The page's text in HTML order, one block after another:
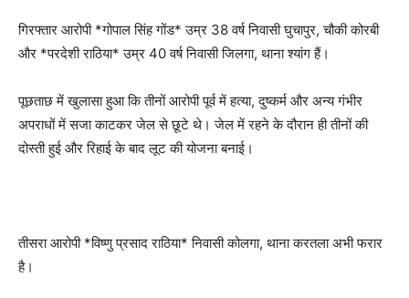
गिरफ्तार आरोपी *गोपाल सिंह गोंड* उम्र 38 वर्ष निवासी घुचापुर, चौकी कोरबी
और *परदेशी राठिया* उम्र 40 वर्ष निवासी जिलगा, थाना श्यांग हैं।
पूछताछ में खुलासा हुआ कि तीनों आरोपी पूर्व में हत्या, दुष्कर्म और अन्य गंभीर
अपराधों में सजा काटकर जेल से छूटे थे। जेल में रहने के दौरान ही तीनों की
दोस्ती हुई और रिहाई के बाद लूट की योजना बनाई।
तीसरा आरोपी *विष्णु प्रसाद राठिया* निवासी कोलगा, थाना करतला अभी फरार
है।